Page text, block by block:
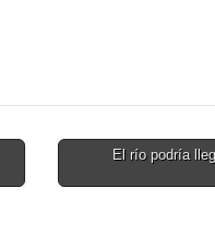
El río podría